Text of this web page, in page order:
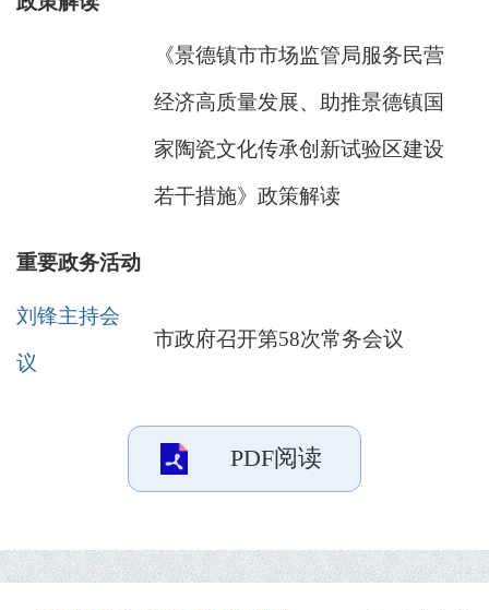
《景德镇市市场监管局服务民营
经济高质量发展、助推景德镇国
家陶瓷文化传承创新试验区建设
若干措施》政策解读
重要政务活动
刘锋主持会
议
市政府召开第58次常务会议
PDF阅读